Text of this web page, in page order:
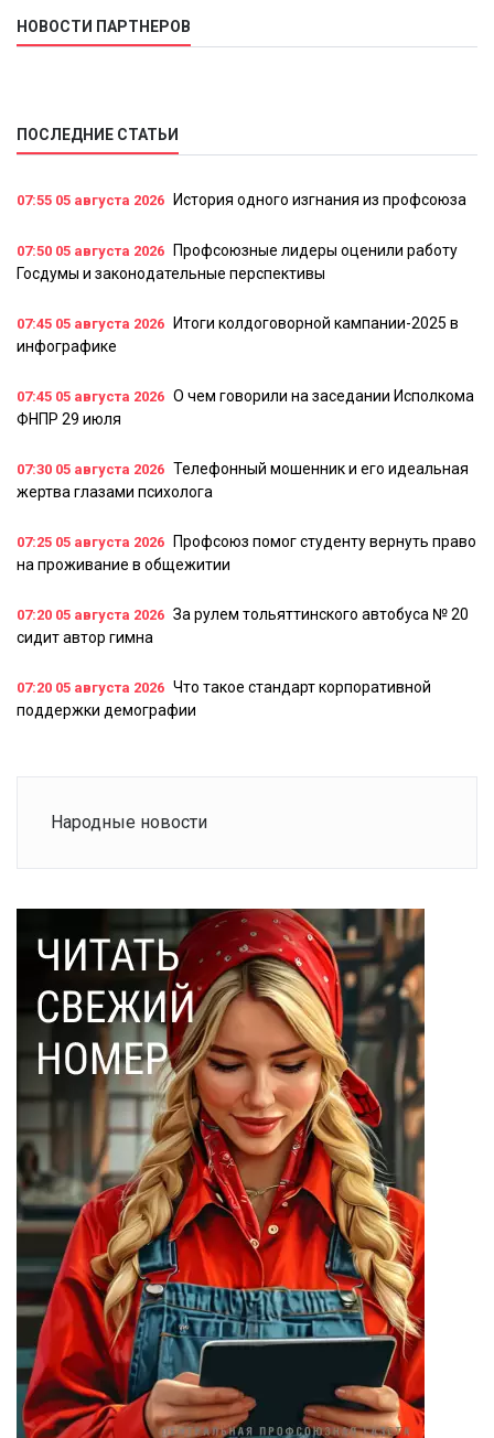
НОВОСТИ ПАРТНЕРОВ
ПОСЛЕДНИЕ СТАТЬИ
07:55 05 августа 2026 История одного изгнания из профсоюза
07:50 05 августа 2026
Профсоюзные лидеры оценили работу
Госдумы и законодательные перспективы
07:45 05 августа 2026
Итоги колдоговорной кампании-2025 в
инфографике
07:45 05 августа 2026 О чем говорили на заседании Исполкома
ФНПР 29 июля
07:30 05 августа 2026 Телефонный мошенник и его идеальная
жертва глазами психолога
07:25 05 августа 2026
Профсоюз помог студенту вернуть право
на проживание в общежитии
07:20 05 августа 2026 За рулем тольяттинского автобуса № 20
сидит автор гимна
07:20 05 августа 2026 Что такое стандарт корпоративной
поддержки демографии
Народные новости